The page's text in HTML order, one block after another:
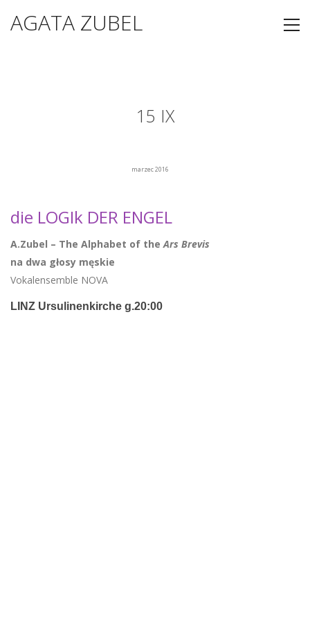
AGATA ZUBEL
15 IX
marzec 2016
die LOGIk DER ENGEL
A.Zubel – The Alphabet of theArs Brevis
na dwa głosy męskie
Vokalensemble NOVA
LINZ Ursulinenkirche g.20:00